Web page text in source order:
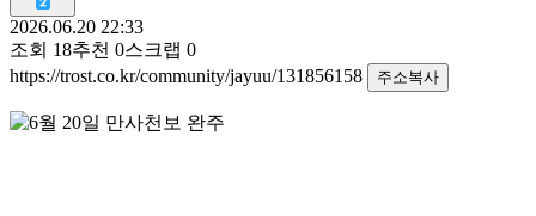
2026.06.20 22:33
조회 18추천 0스크랩 0
https://trost.co.kr/community/jayuu/131856158
주소복사